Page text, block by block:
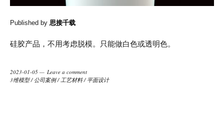
Published by 思接千载
硅胶产品，不用考虑脱模。只能做白色或透明色。
2023-01-05
Leave a comment
3维模型/ 公司案例/工艺材料/ 平面设计